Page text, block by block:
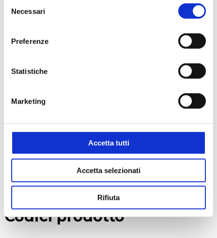
delNecessari
Preferenze
Statistiche
Marketing
Accetta tutti
Accetta selezionati
Rifiuta
Settori
Alimentare
Applicazioni
Biologia molecolare Criogenia
Manipolazione liquidi
Codici prodotto